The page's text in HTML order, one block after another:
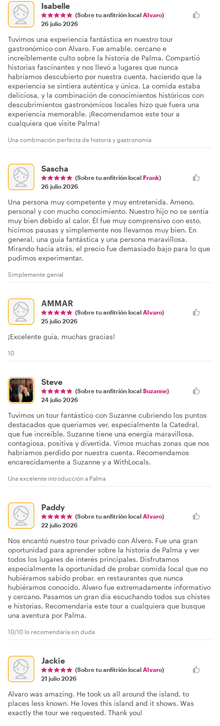
Isabelle
(Sobre tu anfitrión local Alvaro)
26 julio 2026
Tuvimos una experiencia fantástica en nuestro tour
gastronómico con Alvaro. Fue amable, cercano e
increíblemente culto sobre la historia de Palma. Compartió
historias fascinantes y nos llevó a lugares que nunca
habríamos descubierto por nuestra cuenta, haciendo que la
experiencia se sintiera auténtica y única. La comida estaba
deliciosa, y la combinación de conocimientos históricos con
descubrimientos gastronómicos locales hizo que fuera una
experiencia memorable. ¡Recomendamos este tour a
cualquiera que visite Palma!
Una combinación perfecta de historia y gastronomía
Sascha
(Sobre tu anfitrión local Frank)
26 julio 2026
Una persona muy competente y muy entretenida. Ameno,
personal y con mucho conocimiento. Nuestro hijo no se sentía
muy bien debido al calor. Él fue muy comprensivo con esto,
hicimos pausas y simplemente nos llevamos muy bien. En
general, una guía fantástica y una persona maravillosa.
Mirando hacia atrás, el precio fue demasiado bajo para lo que
pudimos experimentar.
Simplemente genial
AMMAR
(Sobre tu anfitrión local Alvaro)
25 julio 2026
¡Excelente guía, muchas gracias!
10
Steve
(Sobre tu anfitrión local Suzanne)
24 julio 2026
Tuvimos un tour fantástico con Suzanne cubriendo los puntos
destacados que queríamos ver, especialmente la Catedral,
que fue increíble. Suzanne tiene una energía maravillosa,
contagiosa, positiva y divertida. Vimos muchas zonas que nos
habríamos perdido por nuestra cuenta. Recomendamos
encarecidamente a Suzanne y a WithLocals.
Una excelente introducción a Palma
Paddy
(Sobre tu anfitrión local Alvaro)
22 julio 2026
Nos encantó nuestro tour privado con Alvero. Fue una gran
oportunidad para aprender sobre la historia de Palma y ver
todos los lugares de interés principales. Disfrutamos
especialmente la oportunidad de probar comida local que no
hubiéramos sabido probar, en restaurantes que nunca
hubiéramos conocido. Alvero fue extremadamente informativo
y cercano. Pasamos un gran día escuchando todos sus chistes
e historias. Recomendaría este tour a cualquiera que busque
una aventura por Palma.
10/10 lo recomendaría sin duda
Jackie
(Sobre tu anfitrión local Alvaro)
21 julio 2026
Alvaro was amazing. He took us all around the island, to
places less known. He loves this island and it shows. Was
exactly the tour we requested. Thank you!